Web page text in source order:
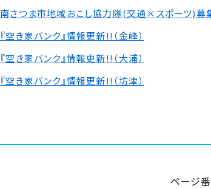
南さつま市地域おこし協力隊(交通×スポーツ)募
『空き家バンク』情報更新!!（金峰）
『空き家バンク』情報更新!!（大浦）
『空き家バンク』情報更新!!（坊津）
ページ